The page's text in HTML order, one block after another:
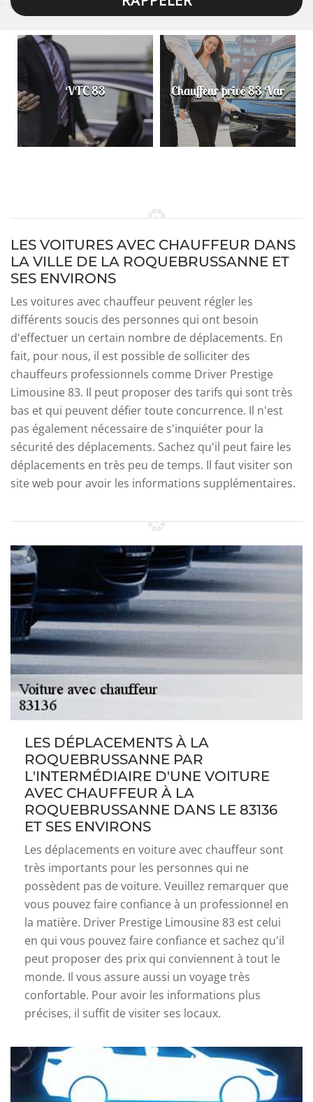
VTC 83 Chauffeur privé 83 Var
LES VOITURES AVEC CHAUFFEUR DANS
LA VILLE DE LA ROQUEBRUSSANNE ET
SES ENVIRONS
Les voitures avec chauffeur peuvent régler les
différents soucis des personnes qui ont besoin
d'effectuer un certain nombre de déplacements. En
fait, pour nous, il est possible de solliciter des
chauffeurs professionnels comme Driver Prestige
Limousine 83. Il peut proposer des tarifs qui sont très
bas et qui peuvent défier toute concurrence. Il n'est
pas également nécessaire de s'inquiéter pour la
sécurité des déplacements. Sachez qu'il peut faire les
déplacements en très peu de temps. Il faut visiter son
site web pour avoir les informations supplémentaires.
LES DÉPLACEMENTS À LA
ROQUEBRUSSANNE PAR
L'INTERMÉDIAIRE D'UNE VOITURE
AVEC CHAUFFEUR À LA
ROQUEBRUSSANNE DANS LE 83136
ET SES ENVIRONS
Les déplacements en voiture avec chauffeur sont
très importants pour les personnes qui ne
possèdent pas de voiture. Veuillez remarquer que
vous pouvez faire confiance à un professionnel en
la matière. Driver Prestige Limousine 83 est celui
en qui vous pouvez faire confiance et sachez qu'il
peut proposer des prix qui conviennent à tout le
monde. Il vous assure aussi un voyage très
confortable. Pour avoir les informations plus
précises, il suffit de visiter ses locaux.